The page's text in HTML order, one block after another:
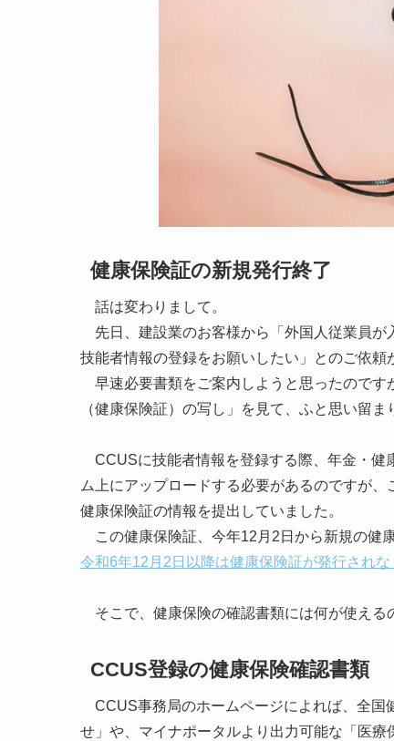
健康保険証の新規発行終了
話は変わりまして。
先日、建設業のお客様から「外国人従業員が
技能者情報の登録をお願いしたい」とのご依頼
早速必要書類をご案内しようと思ったのです
（健康保険証）の写し」を見て、ふと思い留ま
CCUSに技能者情報を登録する際、年金・健
ム上にアップロードする必要があるのですが
健康保険証の情報を提出していました。
この健康保険証、今年12月2日から新規の健
令和6年12月2日以降は健康保険証が発行されな
そこで、健康保険の確認書類には何が使える
CCUS登録の健康保険確認書類
CCUS事務局のホームページによれば、全国
せ」や、マイナポータルより出力可能な「医